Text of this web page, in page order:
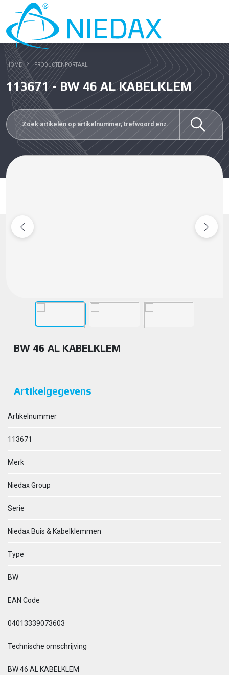
HOME PRODUCTENPORTAAL
113671 - BW 46 AL KABELKLEM
BW 46 AL KABELKLEM
Artikelgegevens
Artikelnummer
113671
Merk
Niedax Group
Serie
Niedax Buis & Kabelklemmen
Type
BW
EAN Code
04013339073603
Technische omschrijving
BW 46 AL KABELKLEM